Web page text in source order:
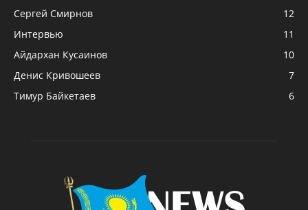
Сергей Смирнов
12
Интервью
11
Айдархан Кусаинов
10
Денис Кривошеев
7
Тимур Байкетаев
6